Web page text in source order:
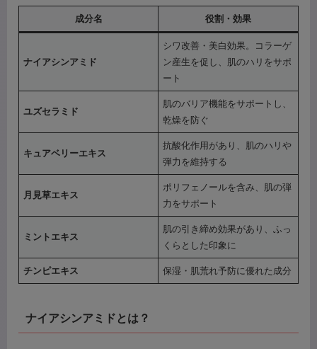
成分名 役割・効果
ナイアシンアミド
シワ改善・美白効果。コラーゲ
ン産生を促し、肌のハリをサポ
ート
ユズセラミド
肌のバリア機能をサポートし、
乾燥を防ぐ
キュアベリーエキス
抗酸化作用があり、肌のハリや
弾力を維持する
月見草エキス
ポリフェノールを含み、肌の弾
力をサポート
ミントエキス
肌の引き締め効果があり、ふっ
くらとした印象に
チンピエキス 保湿・肌荒れ予防に優れた成分
ナイアシンアミドとは？